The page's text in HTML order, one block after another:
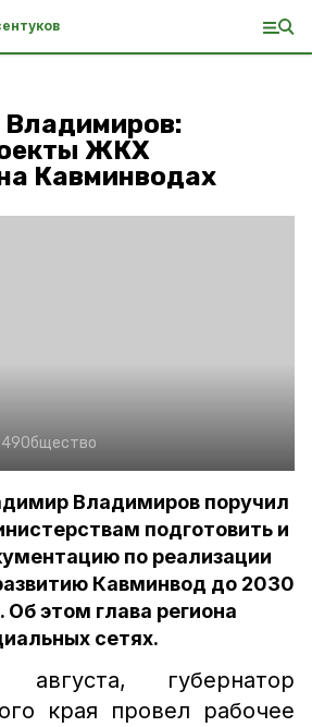
Владимиров:
ЖКХ
Кавминводах
Общество
Владимиров поручил
подготовить и
по реализации
Кавминвод до 2030
этом глава региона
сетях.
губернатор
края провел рабочее